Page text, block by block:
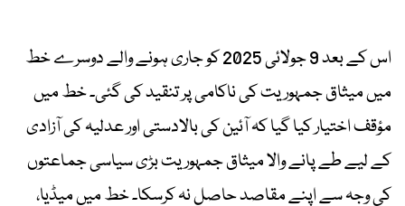
اس کے بعد 9 جولائی 2025 کو جاری ہونے والے دوسرے خط
میں میثاق جمہوریت کی ناکامی پر تنقید کی گئی۔ خط میں
مؤقف اختیار کیا گیا کہ آئین کی بالادستی اور عدلیہ کی آزادی
کے لیے طے پانے والا میثاق جمہوریت بڑی سیاسی جماعتوں
کی وجہ سے اپنے مقاصد حاصل نہ کرسکا۔ خط میں میڈیا،